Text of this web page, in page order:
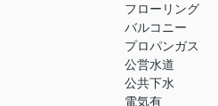
フローリング
バルコニー
プロパンガス
公営水道
公共下水
電気有